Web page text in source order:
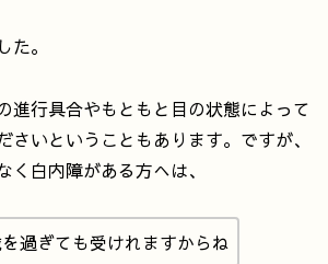
た。
進行具合やもともと目の状態によって
さいということもあります。ですが、
く白内障がある方へは、
を過ぎても受けれますからね